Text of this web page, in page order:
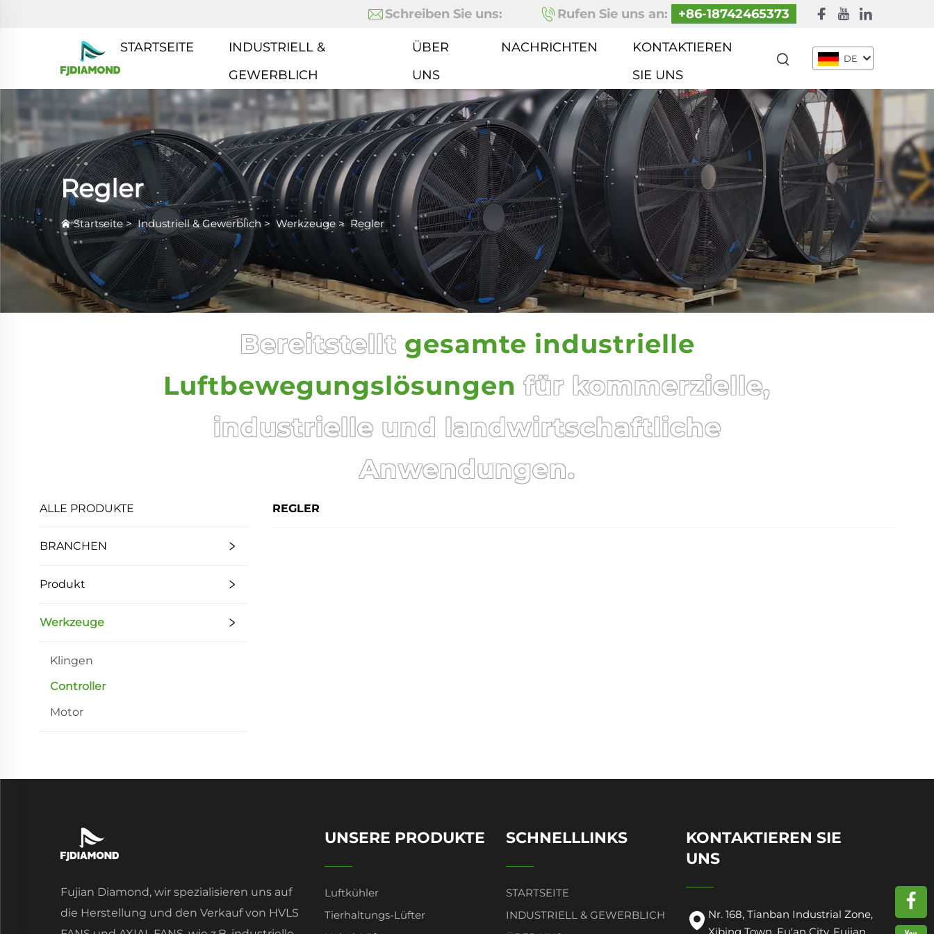
Schreiben Sie uns: Rufen Sie uns an: +86-18742465373
STARTSEITE
INDUSTRIELL &
GEWERBLICH
ÜBER
UNS
NACHRICHTEN
KONTAKTIEREN
SIE UNS
DE
Regler
Startseite>Industriell & Gewerblich > Werkzeuge >Regler
Bereitstellt gesamte industrielle
Luftbewegungslösungenfür kommerzielle,
industrielle und landwirtschaftliche
Anwendungen.
ALLE PRODUKTE
BRANCHEN
Produkt
Werkzeuge
Klingen
Controller
Motor
REGLER
Fujian Diamond, wir spezialisieren uns auf
die Herstellung und den Verkauf von HVLS
UNSERE PRODUKTE
Luftkühler
Tierhaltungs-Lüfter
SCHNELLLINKS
STARTSEITE
INDUSTRIELL & GEWERBLICH
KONTAKTIEREN SIE
UNS
Nr. 168, Tianban Industrial Zone,